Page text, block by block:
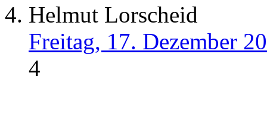
Helmut Lorscheid
Freitag, 17. Dezember
4